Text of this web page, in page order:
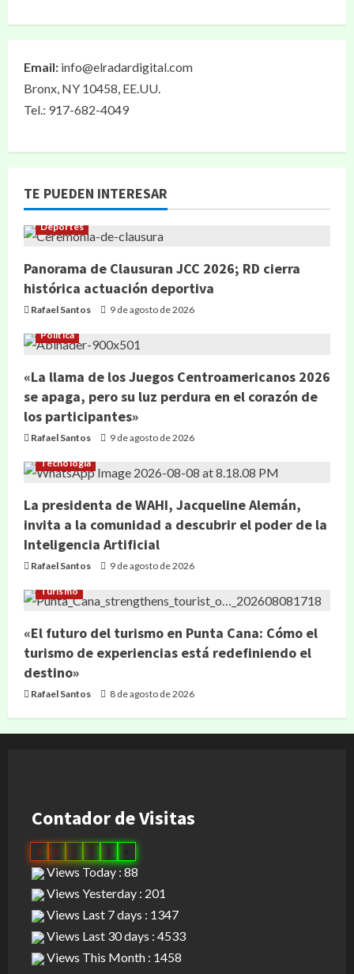
Email: info@elradardigital.com
Bronx, NY 10458, EE.UU.
Tel.: 917-682-4049
TE PUEDEN INTERESAR
Deportes
Panorama de Clausuran JCC 2026; RD cierra
histórica actuación deportiva
Rafael Santos 9 de agosto de 2026
Política
«La llama de los Juegos Centroamericanos 2026
se apaga, pero su luz perdura en el corazón de
los participantes»
Rafael Santos 9 de agosto de 2026
Tecnología
La presidenta de WAHI, Jacqueline Alemán,
invita a la comunidad a descubrir el poder de la
Inteligencia Artificial
Rafael Santos 9 de agosto de 2026
Turismo
«El futuro del turismo en Punta Cana: Cómo el
turismo de experiencias está redefiniendo el
destino»
Rafael Santos 8 de agosto de 2026
Contador de Visitas
0 3 1 3 1
Views Today : 88
Views Yesterday : 201
Views Last 7 days : 1347
Views Last 30 days : 4533
Views This Month : 1458